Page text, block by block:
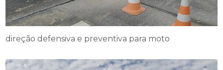
direção defensiva e preventiva para moto